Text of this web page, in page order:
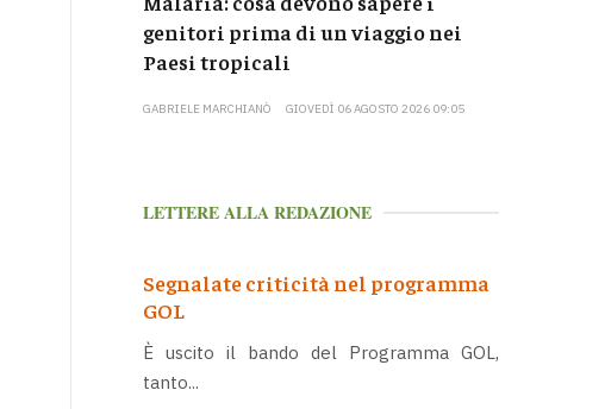
genitori prima di un viaggio nei
Paesi tropicali
GABRIELE MARCHIANÒ GIOVEDÌ 06 AGOSTO 2026 09:05
LETTERE ALLA REDAZIONE
Segnalate criticità nel programma
GOL
È uscito il bando del Programma GOL,
tanto...